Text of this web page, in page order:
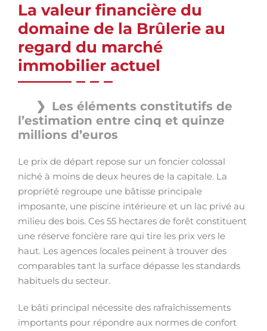
La valeur financière du
domaine de la Brûlerie au
regard du marché
immobilier actuel
Les éléments constitutifs de
l’estimation entre cinq et quinze
millions d’euros
Le prix de départ repose sur un foncier colossal
niché à moins de deux heures de la capitale. La
propriété regroupe une bâtisse principale
imposante, une piscine intérieure et un lac privé au
milieu des bois. Ces 55 hectares de forêt constituent
une réserve foncière rare qui tire les prix vers le
haut. Les agences locales peinent à trouver des
comparables tant la surface dépasse les standards
habituels du secteur.
Le bâti principal nécessite des rafraîchissements
importants pour répondre aux normes de confort